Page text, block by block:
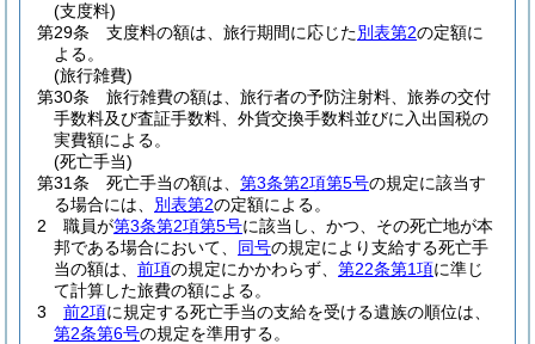
(支度料)
第29条
支度料の額は、旅行期間に応じた別表第2の定額に
よる。
(旅行雑費)
第30条
旅行雑費の額は、旅行者の予防注射料、旅券の交付
手数料及び査証手数料、外貨交換手数料並びに入出国税の
実費額による。
(死亡手当)
第31条
死亡手当の額は、 第3条第2項第5号の規定に該当す
る場合には、 別表第2の定額による。
2
職員が第3条第2項第5号に該当し、かつ、その死亡地が本
邦である場合において、 同号の規定により支給する死亡手
当の額は、 前項の規定にかかわらず、 第22条第1項に準じ
て計算した旅費の額による。
3
前2項に規定する死亡手当の支給を受ける遺族の順位は、
第2条第6号の規定を準用する。